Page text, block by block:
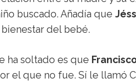
buscado. Añadía que
bienestar del bebé.
ha soltado es que
el que no fue. Sí le llamó